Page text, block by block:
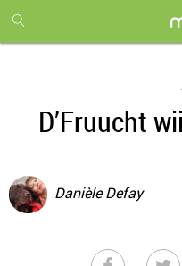
month
free
D’Fruucht
Danièle Defay